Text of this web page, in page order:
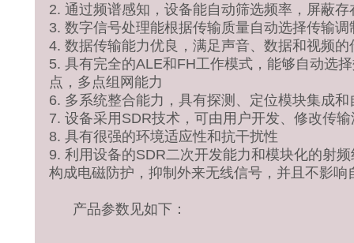
2. 通过频谱感知，设备能自动筛选频率，屏蔽存
3. 数字信号处理能根据传输质量自动选择传输
4. 数据传输能力优良，满足声音、数据和视频的
5. 具有完全的ALE和FH工作模式，能够自动选
点，多点组网能力
6. 多系统整合能力，具有探测、定位模块集成
7. 设备采用SDR技术，可由用户开发、修改传输
8. 具有很强的环境适应性和抗干扰性
9. 利用设备的SDR二次开发能力和模块化的射
构成电磁防护，抑制外来无线信号，并且不影响
产品参数见如下：